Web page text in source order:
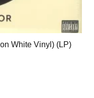
White Vinyl) (LP)